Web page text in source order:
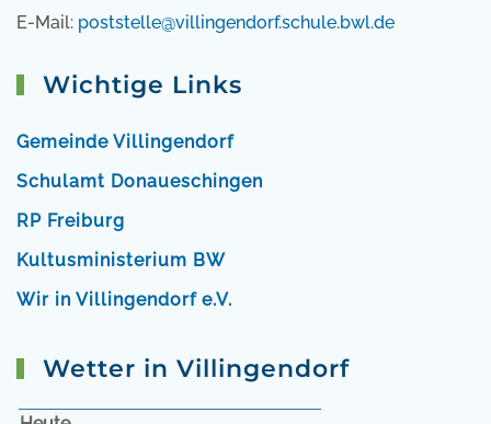
E-Mail: poststelle@villingendorf.schule.bwl.de
Wichtige Links
Gemeinde Villingendorf
Schulamt Donaueschingen
RP Freiburg
Kultusministerium BW
Wir in Villingendorf e.V.
Wetter in Villingendorf